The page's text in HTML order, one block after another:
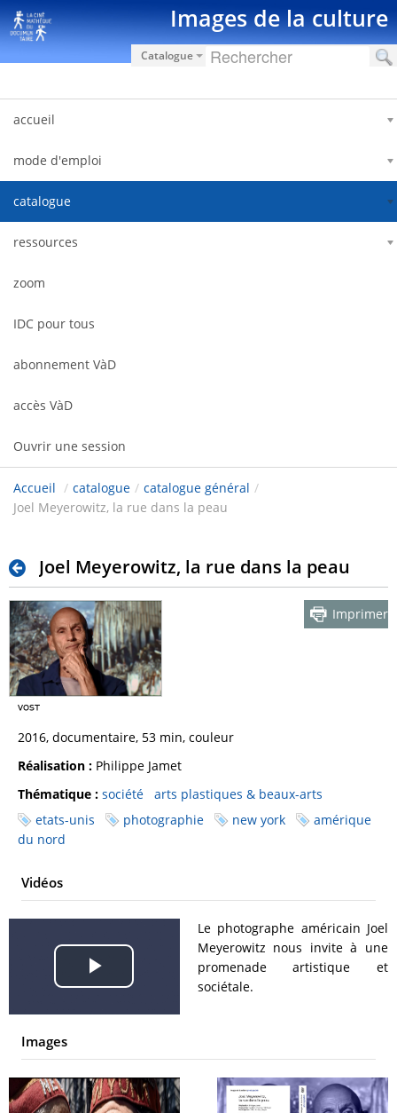
Saut au contenu Images de la culture
Catalogue
accueil
mode d'emploi
catalogue
ressources
zoom
IDC pour tous
abonnement VàD
accès VàD
Ouvrir une session
Accueil / catalogue / catalogue général /
Joel Meyerowitz, la rue dans la peau
Joel Meyerowitz, la rue dans la peau
Imprimer
2016, documentaire, 53 min, couleur
Réalisation : Philippe Jamet
Thématique : société
arts plastiques & beaux-arts
etats-unis
photographie new york
amérique
du nord
Vidéos
Play
Video
Le photographe américain Joel
Meyerowitz nous invite à une
promenade artistique et
sociétale.
Images